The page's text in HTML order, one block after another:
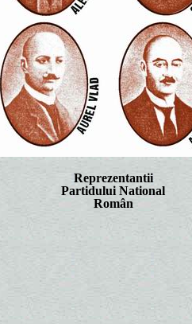
Reprezentantii
Partidului National
Român